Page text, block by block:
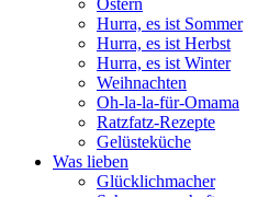
Ostern
Hurra, es ist Sommer
Hurra, es ist Herbst
Hurra, es ist Winter
Weihnachten
Oh-la-la-für-Omama
Ratzfatz-Rezepte
Gelüsteküche
Was lieben
Glücklichmacher